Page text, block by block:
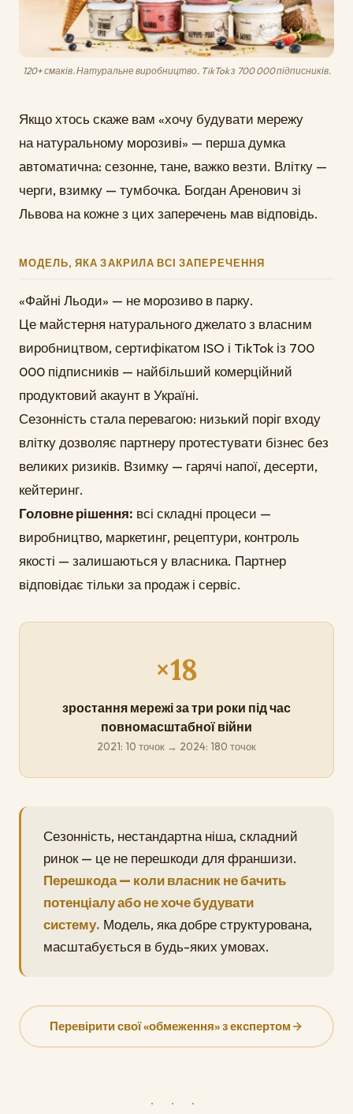
120+ смаків. Натуральне виробництво. TikTok з 700 000 підписників.
Якщо хтось скаже вам «хочу будувати мережу
на натуральному морозиві» — перша думка
автоматична: сезонне, тане, важко везти. Влітку —
черги, взимку — тумбочка. Богдан Аренович зі
Львова на кожне з цих заперечень мав відповідь.
МОДЕЛЬ, ЯКА ЗАКРИЛА ВСІ ЗАПЕРЕЧЕННЯ
«Файні Льоди» — не морозиво в парку.
Це майстерня натурального джелато з власним
виробництвом, сертифікатом ISO і TikTok із 700
000 підписників — найбільший комерційний
продуктовий акаунт в Україні.
Сезонність стала перевагою: низький поріг входу
влітку дозволяє партнеру протестувати бізнес без
великих ризиків. Взимку — гарячі напої, десерти,
кейтеринг.
Головне рішення: всі складні процеси —
виробництво, маркетинг, рецептури, контроль
якості — залишаються у власника. Партнер
відповідає тільки за продаж і сервіс.
×18
зростання мережі за три роки під час
повномасштабної війни
2021: 10 точок → 2024: 180 точок
Сезонність, нестандартна ніша, складний
ринок — це не перешкоди для франшизи.
Перешкода — коли власник не бачить
потенціалу або не хоче будувати
систему. Модель, яка добре структурована,
масштабується в будь-яких умовах.
Перевірити свої «обмеження» з експертом
· · ·